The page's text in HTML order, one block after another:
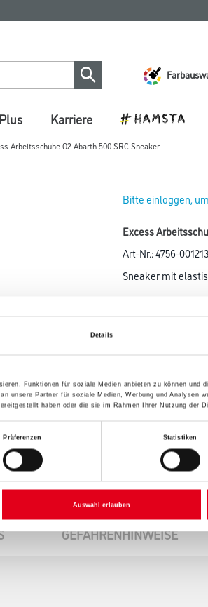
Details
Funktionen für soziale Medien anbieten zu können und
unsere Partner für soziale Medien, Werbung und Analysen
haben oder die sie im Rahmen Ihrer Nutzung der
Präferenzen Statistiken
Auswahl erlauben
Karriere
Arbeitsschuhe O2 Abarth 500 SRC Sneaker
Bitte einloggen,
Excess
Art-Nr.:4756-001213
Sneaker mit
GEFAHRENHINWEISE